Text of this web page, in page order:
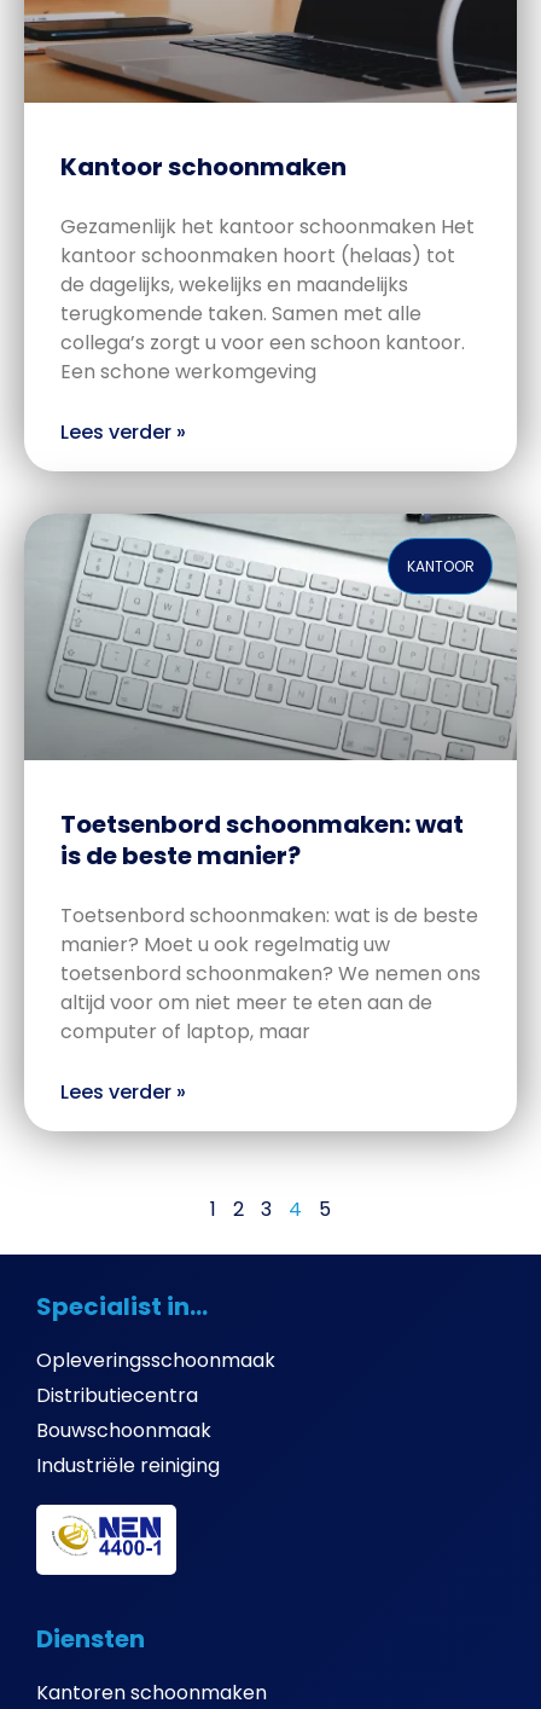
Kantoor schoonmaken
Gezamenlijk het kantoor schoonmaken Het
kantoor schoonmaken hoort (helaas) tot
de dagelijks, wekelijks en maandelijks
terugkomende taken. Samen met alle
collega’s zorgt u voor een schoon kantoor.
Een schone werkomgeving
Lees verder »
KANTOOR
Toetsenbord schoonmaken: wat
is de beste manier?
Toetsenbord schoonmaken: wat is de beste
manier? Moet u ook regelmatig uw
toetsenbord schoonmaken? We nemen ons
altijd voor om niet meer te eten aan de
computer of laptop, maar
Lees verder »
1 2 3 4 5
Specialist in...
Opleveringsschoonmaak
Distributiecentra
Bouwschoonmaak
Industriële reiniging
Diensten
Kantoren schoonmaken